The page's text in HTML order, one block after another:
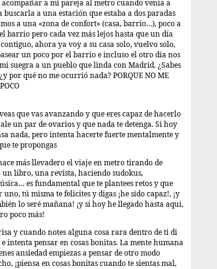
acompañar a mi pareja al metro cuando venía a
buscarla a una estación que estaba a dos paradas
a una «zona de confort» (casa, barrio…), poco a
barrio pero cada vez más lejos hasta que un día
ahora ya voy a su casa solo, vuelvo solo,
un poco por el barrio e incluso el otro día nos
suegra a un pueblo que linda con Madrid. ¿Sabes
por qué no me ocurrió nada? PORQUE NO ME
que vas avanzando y que eres capaz de hacerlo
un par de ovarios y que nada te detenga. Si hoy
nada, pero intenta hacerte fuerte mentalmente y
te propongas
más llevadero el viaje en metro tirando de
un libro, una revista, haciendo sudokus,
es fundamental que te plantees retos y que
tú misma te felicites y digas ¡he sido capaz!, ¡y
lo seré mañana! ¡y si hoy he llegado hasta aquí,
poco más!
y cuando notes alguna cosa rara dentro de ti di
intenta pensar en cosas bonitas. La mente humana
ansiedad empiezas a pensar de otro modo
¡piensa en cosas bonitas cuando te sientas mal,